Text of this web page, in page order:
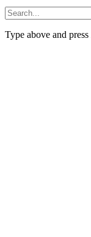
Type above and press